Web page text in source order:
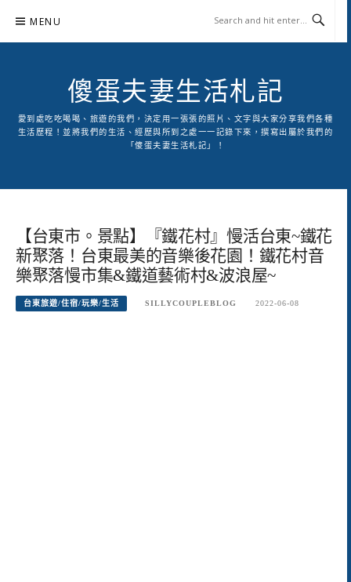
content
MENU
傻蛋夫妻生活札記
愛到處吃吃喝喝、旅遊的我們，決定用一張張的照片、文字與大家分享我們各種
生活歷程！並將我們的生活、經歷與所到之處一一記錄下來，撰寫出屬於我們的
「傻蛋夫妻生活札記」！
【台東市。景點】『鐵花村』慢活台東~鐵花
新聚落！台東最美的音樂後花園！鐵花村音
樂聚落慢市集&鐵道藝術村&波浪屋~
台東旅遊/住宿/玩樂/生活 SILLYCOUPLEBLOG 2022-06-08